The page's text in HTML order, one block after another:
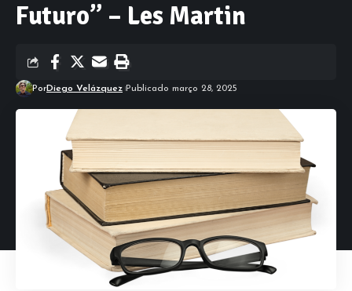
Futuro” – Les Martin
PorDiego Velázquez Publicado março 28, 2025